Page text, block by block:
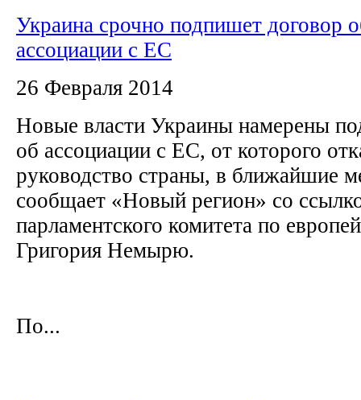
Украина срочно подпишет договор
ассоциации с ЕС
26 Февраля 2014
Новые власти Украины намерены
об ассоциации с ЕС, от которого
руководство страны, в ближайшие
сообщает «Новый регион» со
парламентского комитета по
Григория Немырю.
По...